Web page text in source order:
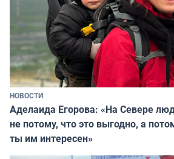
НОВОСТИ
Аделаида Егорова: «На Севере
не потому, что это выгодно, а
ты им интересен»